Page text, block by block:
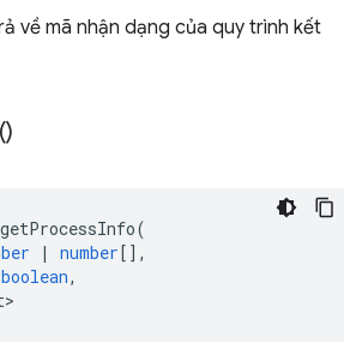
về mã nhận dạng của quy trình kết
)
getProcessInfo(
| number[],
boolean,